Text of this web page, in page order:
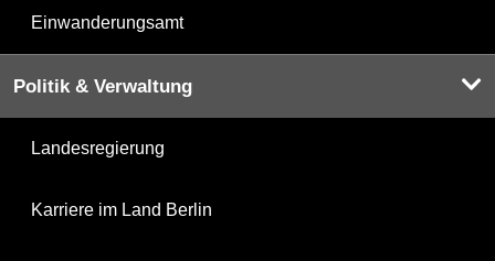
Einwanderungsamt
Politik & Verwaltung
Landesregierung
Karriere im Land Berlin